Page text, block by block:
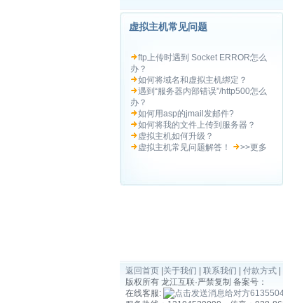
虚拟主机常见问题
ftp上传时遇到 Socket ERROR怎么
办？
如何将域名和虚拟主机绑定？
遇到“服务器内部错误”/http500怎么
办？
如何用asp的jmail发邮件?
如何将我的文件上传到服务器？
虚拟主机如何升级？
虚拟主机常见问题解答！
>>更多
返回首页 关于我们 联系我们 付款方式
版权所有 龙江互联·严禁复制 备案号：
在线客服: